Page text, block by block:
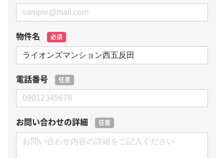
物件名 必須
電話番号 任意
お問い合わせの詳細 任意